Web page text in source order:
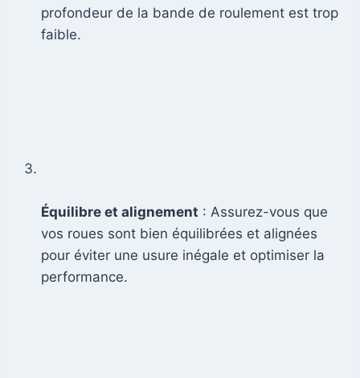
profondeur de la bande de roulement est trop
faible.
Équilibre et alignement : Assurez-vous que
vos roues sont bien équilibrées et alignées
pour éviter une usure inégale et optimiser la
performance.